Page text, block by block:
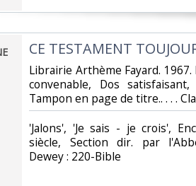
‎CE TESTAMENT
‎Librairie Arthème Fayard.
convenable, Dos
Tampon en page de titre.. . . .
‎'Jalons', 'Je sais - je crois',
siècle, Section dir. par
Dewey : 220-Bible‎